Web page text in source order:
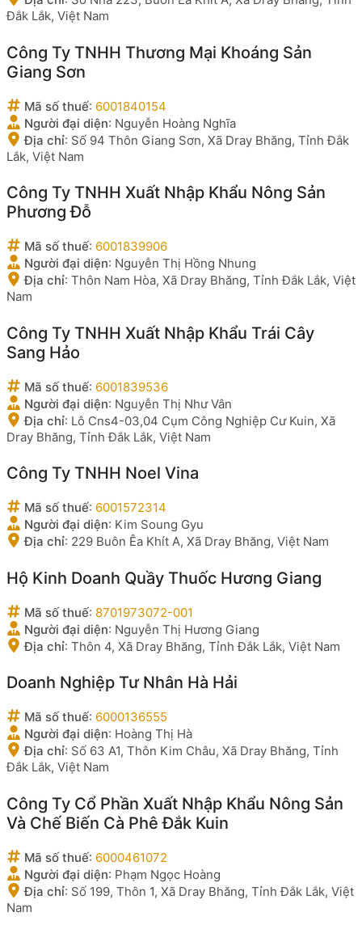
Đắk Lắk, Việt Nam
Công Ty TNHH Thương Mại Khoáng Sản
Giang Sơn
Mã số thuế: 6001840154
Người đại diện: Nguyễn Hoàng Nghĩa
Địa chỉ: Số 94 Thôn Giang Sơn, Xã Dray Bhăng, Tỉnh Đắk
Lắk, Việt Nam
Công Ty TNHH Xuất Nhập Khẩu Nông Sản
Phương Đỗ
Mã số thuế: 6001839906
Người đại diện: Nguyễn Thị Hồng Nhung
Địa chỉ: Thôn Nam Hòa, Xã Dray Bhăng, Tỉnh Đắk Lắk, Việt
Nam
Công Ty TNHH Xuất Nhập Khẩu Trái Cây
Sang Hảo
Mã số thuế: 6001839536
Người đại diện: Nguyễn Thị Như Vân
Địa chỉ: Lô Cns4-03,04 Cụm Công Nghiệp Cư Kuin, Xã
Dray Bhăng, Tỉnh Đắk Lắk, Việt Nam
Công Ty TNHH Noel Vina
Mã số thuế: 6001572314
Người đại diện: Kim Soung Gyu
Địa chỉ: 229 Buôn Êa Khít A, Xã Dray Bhăng, Việt Nam
Hộ Kinh Doanh Quầy Thuốc Hương Giang
Mã số thuế: 8701973072-001
Người đại diện: Nguyễn Thị Hương Giang
Địa chỉ: Thôn 4, Xã Dray Bhăng, Tỉnh Đắk Lắk, Việt Nam
Doanh Nghiệp Tư Nhân Hà Hải
Mã số thuế: 6000136555
Người đại diện: Hoàng Thị Hà
Địa chỉ: Số 63 A1, Thôn Kim Châu, Xã Dray Bhăng, Tỉnh
Đắk Lắk, Việt Nam
Công Ty Cổ Phần Xuất Nhập Khẩu Nông Sản
Và Chế Biến Cà Phê Đắk Kuin
Mã số thuế: 6000461072
Người đại diện: Phạm Ngọc Hoàng
Địa chỉ: Số 199, Thôn 1, Xã Dray Bhăng, Tỉnh Đắk Lắk, Việt
Nam